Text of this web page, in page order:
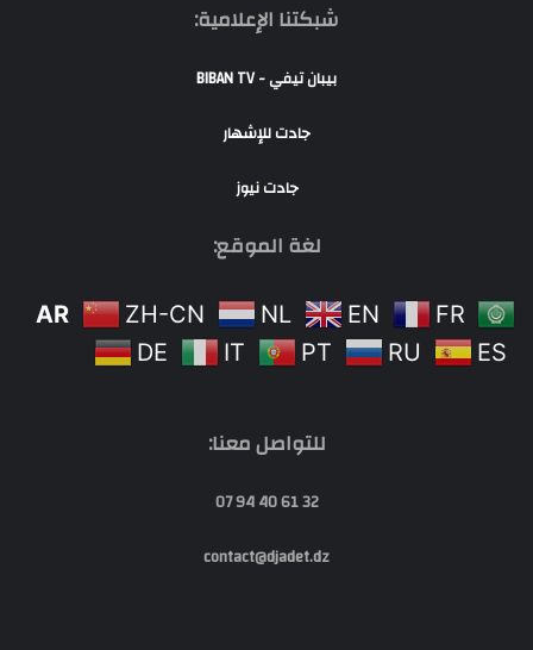
شبكتنا الإعلامية:
بيبان تيفي - BIBAN TV
جادت للإشهار
جادت نيوز
لغة الموقع:
AR ZH-CN NL EN
FR
DE
IT PT RU ES
للتواصل معنا:
32 61 40 94 07
contact@djadet.dz